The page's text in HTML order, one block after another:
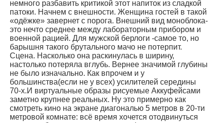
немного разбавить критикой этот напиток из сладкой
патоки. Начнем с внешности. Женщина гостей в такой
«одёжке» завернет с порога. Внешний вид моноблока-
это нечто среднее между лабораторным прибором и
военной рацией. Для мужской берлоги -самое то, но
барышня такого брутального мачо не потерпит.
Сцена. Насколько она раскинулась в ширину,
настолько потеряла вглубь. Вернее значимой глубины
не было изначально. Как впрочем и у
большинства(если не у всех) усилителей середины
70-х.И виртуальные образы рисуемые Аккуфейсами
заметно крупнее реальных. Ну это примерно как
смотреть кино на экране диагональю 5 метров в 20-ти
метровой комнате: всё время хочется отодвинуться